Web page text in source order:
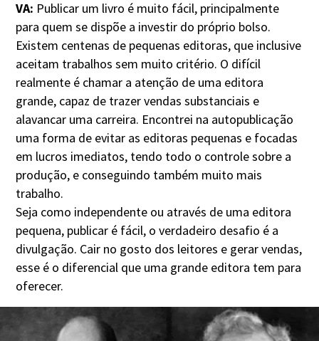
VA: Publicar um livro é muito fácil, principalmente
para quem se dispõe a investir do próprio bolso.
Existem centenas de pequenas editoras, que inclusive
aceitam trabalhos sem muito critério. O difícil
realmente é chamar a atenção de uma editora
grande, capaz de trazer vendas substanciais e
alavancar uma carreira. Encontrei na autopublicação
uma forma de evitar as editoras pequenas e focadas
em lucros imediatos, tendo todo o controle sobre a
produção, e conseguindo também muito mais
trabalho.
Seja como independente ou através de uma editora
pequena, publicar é fácil, o verdadeiro desafio é a
divulgação. Cair no gosto dos leitores e gerar vendas,
esse é o diferencial que uma grande editora tem para
oferecer.